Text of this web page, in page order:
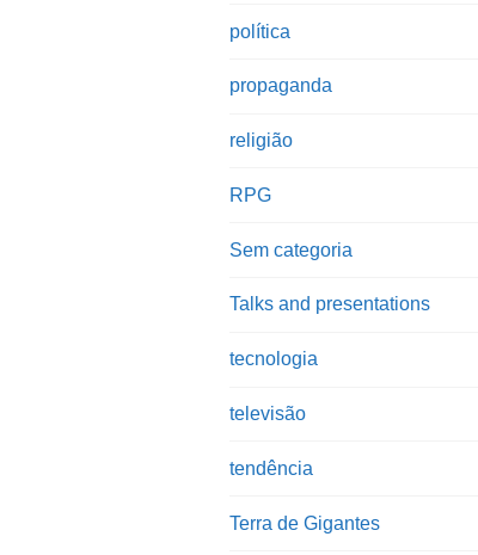
política
propaganda
religião
RPG
Sem categoria
Talks and presentations
tecnologia
televisão
tendência
Terra de Gigantes